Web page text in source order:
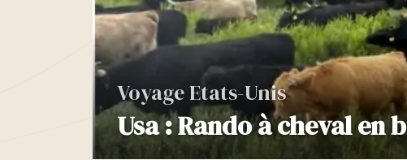
Voyage Etats-Unis
Usa : Rando à cheval en